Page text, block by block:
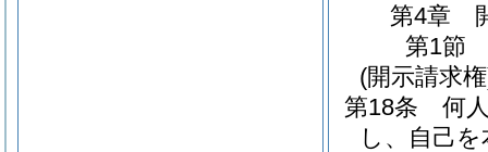
第4章
第1節
(開示請求
第18条
何
し、自己